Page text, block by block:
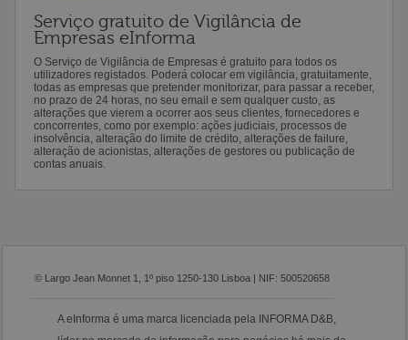
Serviço gratuito de Vigilância de
Empresas eInforma
O Serviço de Vigilância de Empresas é gratuito para todos os
utilizadores registados. Poderá colocar em vigilância, gratuitamente,
todas as empresas que pretender monitorizar, para passar a receber,
no prazo de 24 horas, no seu email e sem qualquer custo, as
alterações que vierem a ocorrer aos seus clientes, fornecedores e
concorrentes, como por exemplo: ações judiciais, processos de
insolvência, alteração do limite de crédito, alterações de failure,
alteração de acionistas, alterações de gestores ou publicação de
contas anuais.
© Largo Jean Monnet 1, 1º piso 1250-130 Lisboa | NIF: 500520658
A eInforma é uma marca licenciada pela INFORMA D&B,